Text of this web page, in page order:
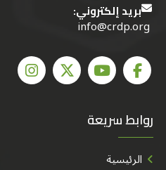
بريد إلكتروني:
info@crdp.org
روابط سريعة
الرئيسية